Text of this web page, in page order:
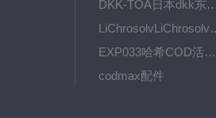
DKK-TOA日本dkk东亚电
EXP033哈希COD活塞泵价格 EXP033
codmax配件